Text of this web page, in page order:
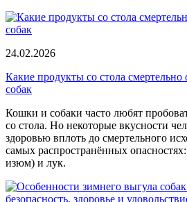
24.02.2026
Какие продукты со стола
собак
Кошки и собаки часто любят
со стола. Но некоторые вкусности
здоровью вплоть до смертельного
самых распространённых
изюм) и лук.